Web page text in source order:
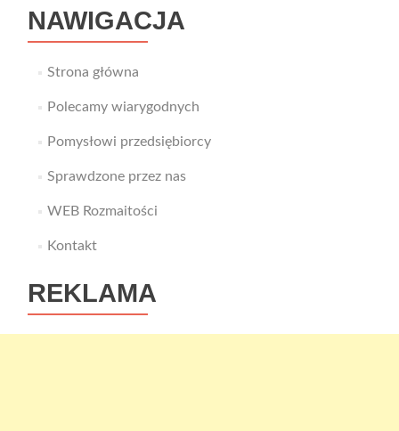
NAWIGACJA
Strona główna
Polecamy wiarygodnych
Pomysłowi przedsiębiorcy
Sprawdzone przez nas
WEB Rozmaitości
Kontakt
REKLAMA